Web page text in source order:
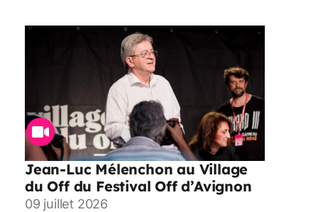
Jean-Luc Mélenchon au Village
du Off du Festival Off d’Avignon
09 juillet 2026